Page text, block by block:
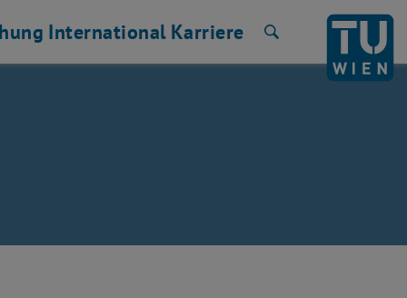
International Karriere